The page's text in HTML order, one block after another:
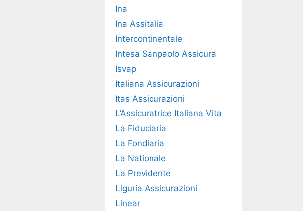
Ina
Ina Assitalia
Intercontinentale
Intesa Sanpaolo Assicura
Isvap
Italiana Assicurazioni
Itas Assicurazioni
L’Assicuratrice Italiana Vita
La Fiduciaria
La Fondiaria
La Nationale
La Previdente
Liguria Assicurazioni
Linear